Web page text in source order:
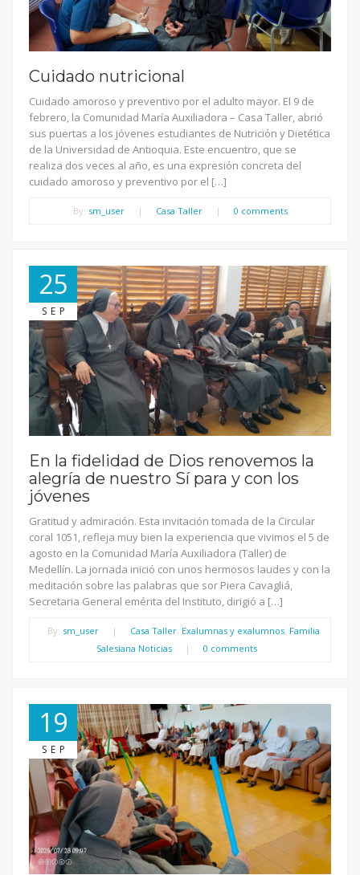
Cuidado nutricional
Cuidado amoroso y preventivo por el adulto mayor. El 9 de
febrero, la Comunidad María Auxiliadora – Casa Taller, abrió
sus puertas a los jóvenes estudiantes de Nutrición y Dietética
de la Universidad de Antioquia. Este encuentro, que se
realiza dos veces al año, es una expresión concreta del
cuidado amoroso y preventivo por el […]
By: sm_user | Casa Taller | 0 comments
25
SEP
En la fidelidad de Dios renovemos la
alegría de nuestro Sí para y con los
jóvenes
Gratitud y admiración. Esta invitación tomada de la Circular
coral 1051, refleja muy bien la experiencia que vivimos el 5 de
agosto en la Comunidad María Auxiliadora (Taller) de
Medellín. La jornada inició con unos hermosos laudes y con la
meditación sobre las palabras que sor Piera Cavagliá,
Secretaria General emérita del Instituto, dirigió a […]
By: sm_user | Casa Taller, Exalumnas y exalumnos, Familia
Salesiana Noticias
| 0 comments
19
SEP